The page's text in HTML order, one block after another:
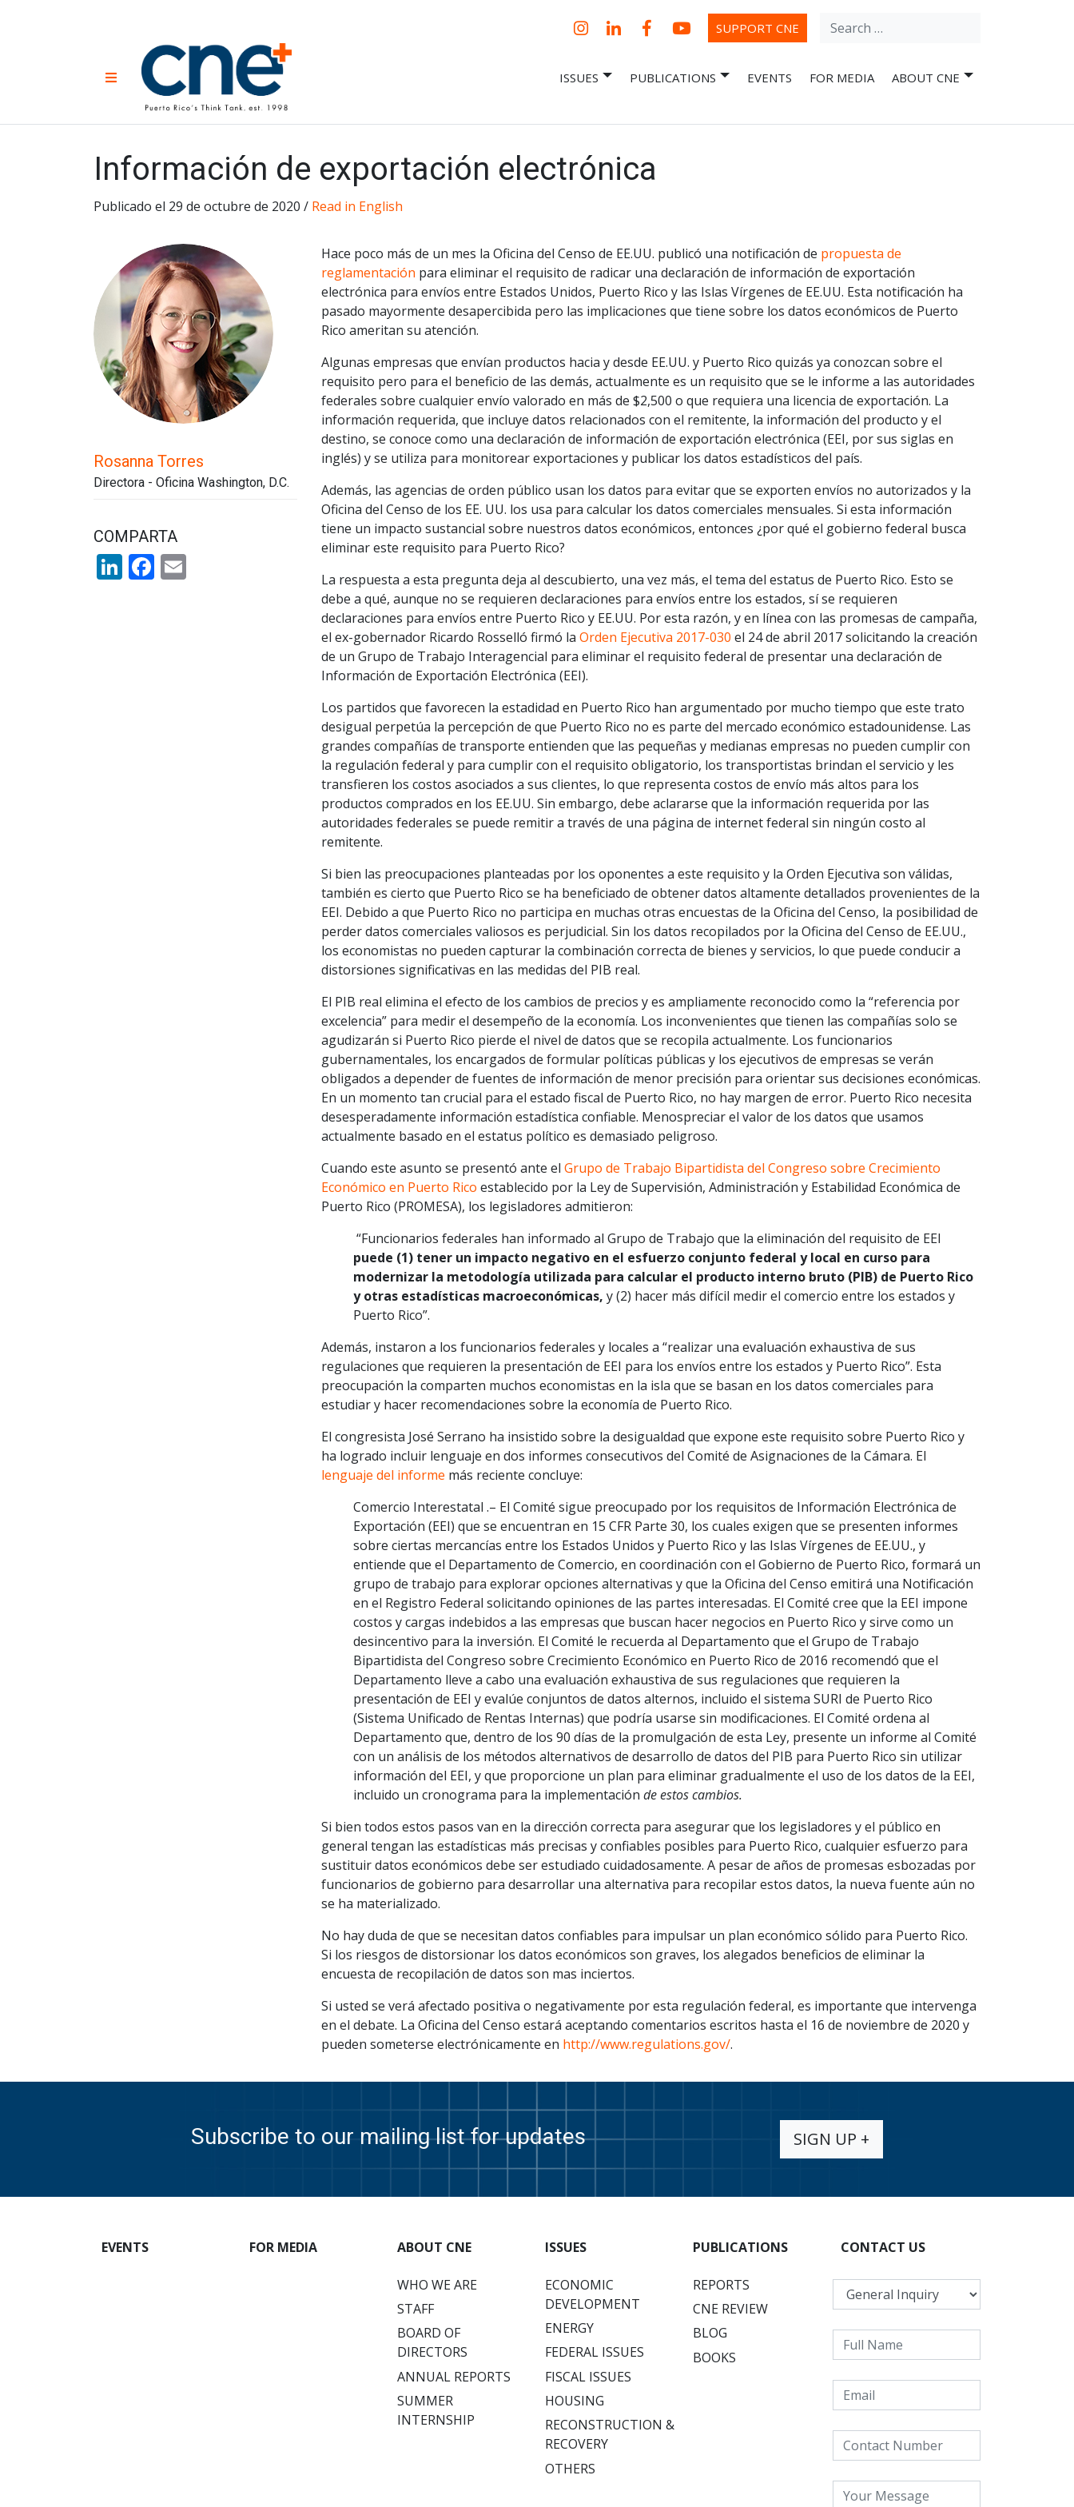
Instagram
LinkedInFacebookYouTubeSUPPORT CNE
Search
Una Nueva
for a New Economy
ISSUES PUBLICATIONS EVENTS FOR MEDIA ABOUT CNE
Información de exportación electrónica
Publicado el 29 de octubre de 2020 / Read in English
Rosanna Torres
Directora - Oficina Washington, D.C.
COMPARTA
LinkedIn
Facebook
Hace poco más de un mes la Oficina del Censo de EE.UU. publicó una notificación de propuesta de
reglamentación para eliminar el requisito de radicar una declaración de información de exportación
electrónica para envíos entre Estados Unidos, Puerto Rico y las Islas Vírgenes de EE.UU. Esta notificación ha
pasado mayormente desapercibida pero las implicaciones que tiene sobre los datos económicos de Puerto
Rico ameritan su atención.
Algunas empresas que envían productos hacia y desde EE.UU. y Puerto Rico quizás ya conozcan sobre el
requisito pero para el beneficio de las demás, actualmente es un requisito que se le informe a las autoridades
federales sobre cualquier envío valorado en más de $2,500 o que requiera una licencia de exportación. La
información requerida, que incluye datos relacionados con el remitente, la información del producto y el
destino, se conoce como una declaración de información de exportación electrónica (EEI, por sus siglas en
inglés) y se utiliza para monitorear exportaciones y publicar los datos estadísticos del país.
Además, las agencias de orden público usan los datos para evitar que se exporten envíos no autorizados y la
Oficina del Censo de los EE. UU. los usa para calcular los datos comerciales mensuales. Si esta información
tiene un impacto sustancial sobre nuestros datos económicos, entonces ¿por qué el gobierno federal busca
eliminar este requisito para Puerto Rico?
La respuesta a esta pregunta deja al descubierto, una vez más, el tema del estatus de Puerto Rico. Esto se
debe a qué, aunque no se requieren declaraciones para envíos entre los estados, sí se requieren
declaraciones para envíos entre Puerto Rico y EE.UU. Por esta razón, y en línea con las promesas de campaña,
el ex-gobernador Ricardo Rosselló firmó la Orden Ejecutiva 2017-030 el 24 de abril 2017 solicitando la creación
de un Grupo de Trabajo Interagencial para eliminar el requisito federal de presentar una declaración de
Información de Exportación Electrónica (EEI).
Los partidos que favorecen la estadidad en Puerto Rico han argumentado por mucho tiempo que este trato
desigual perpetúa la percepción de que Puerto Rico no es parte del mercado económico estadounidense. Las
grandes compañías de transporte entienden que las pequeñas y medianas empresas no pueden cumplir con
la regulación federal y para cumplir con el requisito obligatorio, los transportistas brindan el servicio y les
transfieren los costos asociados a sus clientes, lo que representa costos de envío más altos para los
productos comprados en los EE.UU. Sin embargo, debe aclararse que la información requerida por las
autoridades federales se puede remitir a través de una página de internet federal sin ningún costo al
remitente.
Si bien las preocupaciones planteadas por los oponentes a este requisito y la Orden Ejecutiva son válidas,
también es cierto que Puerto Rico se ha beneficiado de obtener datos altamente detallados provenientes de la
EEI. Debido a que Puerto Rico no participa en muchas otras encuestas de la Oficina del Censo, la posibilidad de
perder datos comerciales valiosos es perjudicial. Sin los datos recopilados por la Oficina del Censo de EE.UU.,
los economistas no pueden capturar la combinación correcta de bienes y servicios, lo que puede conducir a
distorsiones significativas en las medidas del PIB real.
El PIB real elimina el efecto de los cambios de precios y es ampliamente reconocido como la “referencia por
excelencia” para medir el desempeño de la economía. Los inconvenientes que tienen las compañías solo se
agudizarán si Puerto Rico pierde el nivel de datos que se recopila actualmente. Los funcionarios
gubernamentales, los encargados de formular políticas públicas y los ejecutivos de empresas se verán
obligados a depender de fuentes de información de menor precisión para orientar sus decisiones económicas.
En un momento tan crucial para el estado fiscal de Puerto Rico, no hay margen de error. Puerto Rico necesita
desesperadamente información estadística confiable. Menospreciar el valor de los datos que usamos
actualmente basado en el estatus político es demasiado peligroso.
Cuando este asunto se presentó ante el Grupo de Trabajo Bipartidista del Congreso sobre Crecimiento
Económico en Puerto Rico establecido por la Ley de Supervisión, Administración y Estabilidad Económica de
Puerto Rico (PROMESA), los legisladores admitieron:
“Funcionarios federales han informado al Grupo de Trabajo que la eliminación del requisito de EEI
puede (1) tener un impacto negativo en el esfuerzo conjunto federal y local en curso para
modernizar la metodología utilizada para calcular el producto interno bruto (PIB) de Puerto Rico
y otras estadísticas macroeconómicas, y (2) hacer más difícil medir el comercio entre los estados y
Puerto Rico”.
Además, instaron a los funcionarios federales y locales a “realizar una evaluación exhaustiva de sus
regulaciones que requieren la presentación de EEI para los envíos entre los estados y Puerto Rico”. Esta
preocupación la comparten muchos economistas en la isla que se basan en los datos comerciales para
estudiar y hacer recomendaciones sobre la economía de Puerto Rico.
El congresista José Serrano ha insistido sobre la desigualdad que expone este requisito sobre Puerto Rico y
ha logrado incluir lenguaje en dos informes consecutivos del Comité de Asignaciones de la Cámara. El
lenguaje del informe más reciente concluye:
Comercio Interestatal .– El Comité sigue preocupado por los requisitos de Información Electrónica de
Exportación (EEI) que se encuentran en 15 CFR Parte 30, los cuales exigen que se presenten informes
sobre ciertas mercancías entre los Estados Unidos y Puerto Rico y las Islas Vírgenes de EE.UU., y
entiende que el Departamento de Comercio, en coordinación con el Gobierno de Puerto Rico, formará un
grupo de trabajo para explorar opciones alternativas y que la Oficina del Censo emitirá una Notificación
en el Registro Federal solicitando opiniones de las partes interesadas. El Comité cree que la EEI impone
costos y cargas indebidos a las empresas que buscan hacer negocios en Puerto Rico y sirve como un
desincentivo para la inversión. El Comité le recuerda al Departamento que el Grupo de Trabajo
Bipartidista del Congreso sobre Crecimiento Económico en Puerto Rico de 2016 recomendó que el
Departamento lleve a cabo una evaluación exhaustiva de sus regulaciones que requieren la
presentación de EEI y evalúe conjuntos de datos alternos, incluido el sistema SURI de Puerto Rico
(Sistema Unificado de Rentas Internas) que podría usarse sin modificaciones. El Comité ordena al
Departamento que, dentro de los 90 días de la promulgación de esta Ley, presente un informe al Comité
con un análisis de los métodos alternativos de desarrollo de datos del PIB para Puerto Rico sin utilizar
información del EEI, y que proporcione un plan para eliminar gradualmente el uso de los datos de la EEI,
incluido un cronograma para la implementación de estos cambios.
Si bien todos estos pasos van en la dirección correcta para asegurar que los legisladores y el público en
general tengan las estadísticas más precisas y confiables posibles para Puerto Rico, cualquier esfuerzo para
sustituir datos económicos debe ser estudiado cuidadosamente. A pesar de años de promesas esbozadas por
funcionarios de gobierno para desarrollar una alternativa para recopilar estos datos, la nueva fuente aún no
se ha materializado.
No hay duda de que se necesitan datos confiables para impulsar un plan económico sólido para Puerto Rico.
Si los riesgos de distorsionar los datos económicos son graves, los alegados beneficios de eliminar la
encuesta de recopilación de datos son mas inciertos.
Si usted se verá afectado positiva o negativamente por esta regulación federal, es importante que intervenga
en el debate. La Oficina del Censo estará aceptando comentarios escritos hasta el 16 de noviembre de 2020 y
pueden someterse electrónicamente en http://www.regulations.gov/.
Subscribe to our mailing list for updates SIGN UP +
EVENTS FOR MEDIA ABOUT CNE
WHO WE ARE
STAFF
BOARD OF
DIRECTORS
ANNUAL REPORTS
SUMMER
INTERNSHIP
ISSUES
ECONOMIC
DEVELOPMENT
ENERGY
FEDERAL ISSUES
FISCAL ISSUES
HOUSING
RECONSTRUCTION &
RECOVERY
OTHERS
PUBLICATIONS
REPORTS
CNE REVIEW
BLOG
BOOKS
CONTACT US